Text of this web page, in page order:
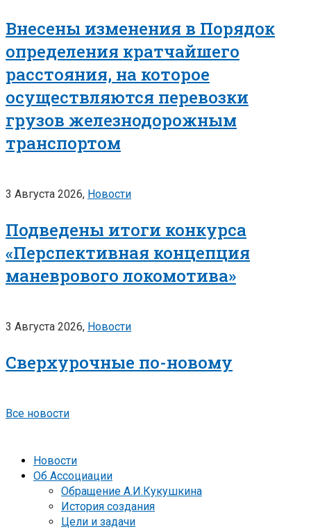
Внесены изменения в Порядок
определения кратчайшего
расстояния, на которое
осуществляются перевозки
грузов железнодорожным
транспортом
3 Августа 2026, Новости
Подведены итоги конкурса
«Перспективная концепция
маневрового локомотива»
3 Августа 2026, Новости
Сверхурочные по-новому
Все новости
Новости
Об Ассоциации
Обращение А.И.Кукушкина
История создания
Цели и задачи